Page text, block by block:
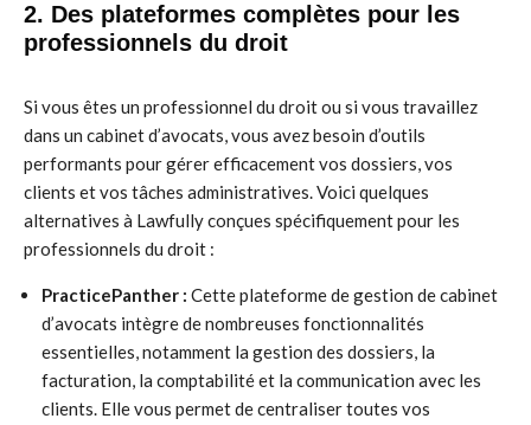
2. Des plateformes complètes pour les
professionnels du droit
Si vous êtes un professionnel du droit ou si vous travaillez
dans un cabinet d’avocats, vous avez besoin d’outils
performants pour gérer efficacement vos dossiers, vos
clients et vos tâches administratives. Voici quelques
alternatives à Lawfully conçues spécifiquement pour les
professionnels du droit :
PracticePanther : Cette plateforme de gestion de cabinet
d’avocats intègre de nombreuses fonctionnalités
essentielles, notamment la gestion des dossiers, la
facturation, la comptabilité et la communication avec les
clients. Elle vous permet de centraliser toutes vos